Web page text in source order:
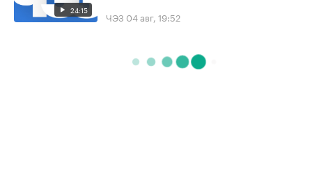
24:15 ЧЭЗ 04 авг, 19:52